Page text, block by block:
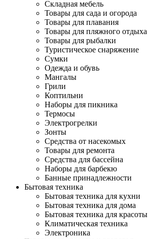
Складная мебель
Товары для сада и огорода
Товары для плавания
Товары для пляжного отдыха
Товары для рыбалки
Туристическое снаряжение
Сумки
Одежда и обувь
Мангалы
Грили
Коптильни
Наборы для пикника
Термосы
Электрогрелки
Зонты
Средства от насекомых
Товары для ремонта
Средства для бассейна
Наборы для барбекю
Банные принадлежности
Бытовая техника
Бытовая техника для кухни
Бытовая техника для дома
Бытовая техника для красоты
Климатическая техника
Электроника